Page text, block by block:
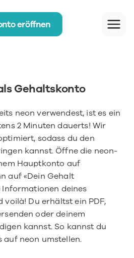
Gehaltskonto
neon verwendest, ist es ein
2 Minuten dauerts! Wir
sodass du den
kannst. Öffne die neon-
Hauptkonto auf
auf «Dein Gehalt
Informationen deines
Du erhältst ein PDF,
oder deinem
kannst. So kannst du
auf neon umstellen.
eröffnen